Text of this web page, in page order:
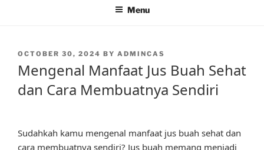
Menu
POSTED
OCTOBER 30, 2024 BY ADMINCAS
Mengenal Manfaat Jus Buah Sehat
dan Cara Membuatnya Sendiri
Sudahkah kamu mengenal manfaat jus buah sehat dan
cara membuatnya sendiri? Jus buah memang menjadi